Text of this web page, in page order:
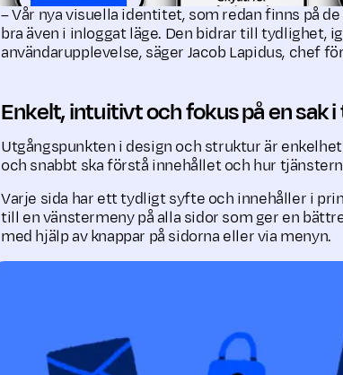
– Vår nya visuella identitet, som redan finns på
bra även i inloggat läge. Den bidrar till tydlighet,
användarupplevelse, säger Jacob Lapidus, chef
Enkelt, intuitivt och fokus på en sak
Utgångspunkten i design och struktur är
och snabbt ska förstå innehållet och hur
Varje sida har ett tydligt syfte och innehåller i
till en vänstermeny på alla sidor som ger en
med hjälp av knappar på sidorna eller via menyn.